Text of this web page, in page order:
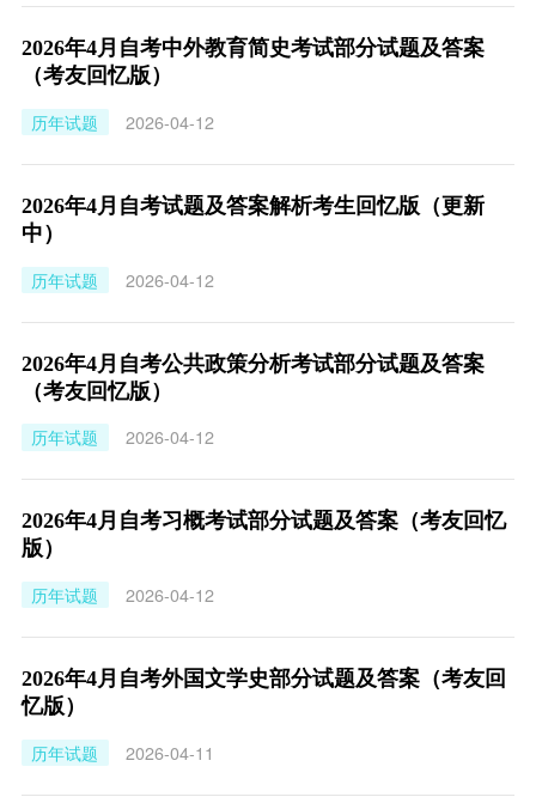
2026年4月自考中外教育简史考试部分试题及答案
（考友回忆版）
历年试题
2026-04-12
2026年4月自考试题及答案解析考生回忆版（更新
中）
历年试题
2026-04-12
2026年4月自考公共政策分析考试部分试题及答案
（考友回忆版）
历年试题
2026-04-12
2026年4月自考习概考试部分试题及答案（考友回忆
版）
历年试题
2026-04-12
2026年4月自考外国文学史部分试题及答案（考友回
忆版）
历年试题
2026-04-11